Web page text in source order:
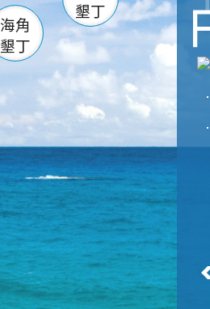
海角
墾丁
墾丁